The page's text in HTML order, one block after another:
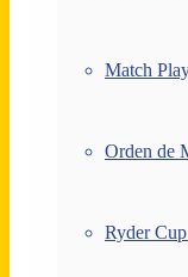
Match
Orden de
Ryder